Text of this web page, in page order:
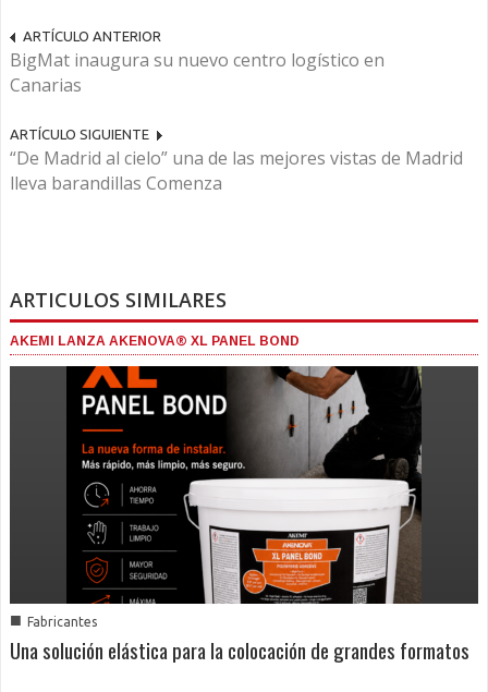
ARTÍCULO ANTERIOR
BigMat inaugura su nuevo centro logístico en
Canarias
ARTÍCULO SIGUIENTE
“De Madrid al cielo” una de las mejores vistas de Madrid
lleva barandillas Comenza
ARTICULOS SIMILARES
AKEMI LANZA AKENOVA® XL PANEL BOND
■ Fabricantes
Una solución elástica para la colocación de grandes formatos